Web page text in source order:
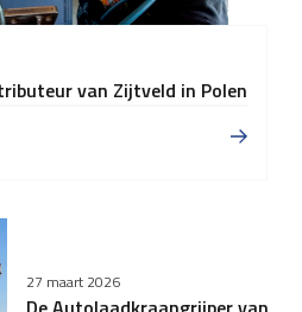
van Zijtveld in Polen
27 maart 2026